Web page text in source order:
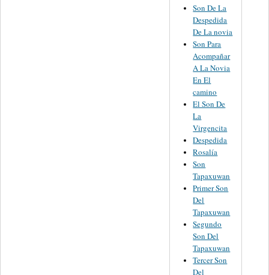
Son De La
Despedida
De La novia
Son Para
Acompañar
A La Novia
En El
camino
El Son De
La
Virgencita
Despedida
Rosalía
Son
Tapaxuwan
Primer Son
Del
Tapaxuwan
Segundo
Son Del
Tapaxuwan
Tercer Son
Del